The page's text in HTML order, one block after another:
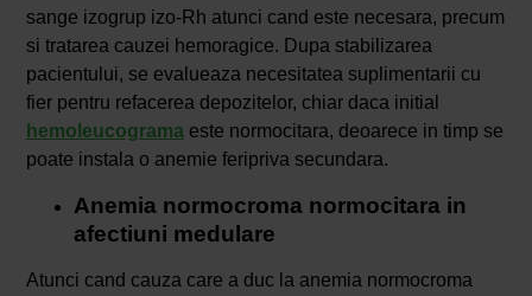
sange izogrup izo-Rh atunci cand este necesara, precum
si tratarea cauzei hemoragice. Dupa stabilizarea
pacientului, se evalueaza necesitatea suplimentarii cu
fier pentru refacerea depozitelor, chiar daca initial
hemoleucograma este normocitara, deoarece in timp se
poate instala o anemie feripriva secundara.
Anemia normocroma normocitara in
afectiuni medulare
Atunci cand cauza care a duc la anemia normocroma